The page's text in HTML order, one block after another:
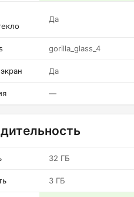
Да
gorilla_glass_4
Да
—
32 ГБ
3 ГБ